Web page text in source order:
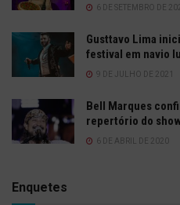
6 DE SETEMBRO DE
Gusttavo Lima
festival em navio
9 DE JULHO DE 2021
Bell Marques
repertório do show
6 DE ABRIL DE 2020
Enquetes